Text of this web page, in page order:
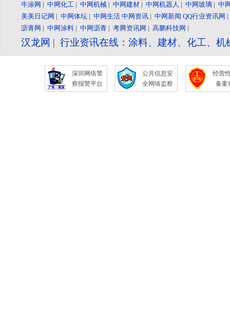
牛涂网 | 中网化工 | 中网机械 | 中网建材 | 中网机器人 | 中网玻璃 | 中
美美日记网 | 中网体坛 | 中网生活 中网资讯 | 中网新闻 QQ行业资讯网
沥青网 | 中网涂料 | 中网沥青 | 考腾资讯网 | 高鹏科技网 |
汉龙网 | 行业资讯在线：涂料、建材、化工、
深圳网络警
察报警平台
公共信息安
全网络监察
经营
备案